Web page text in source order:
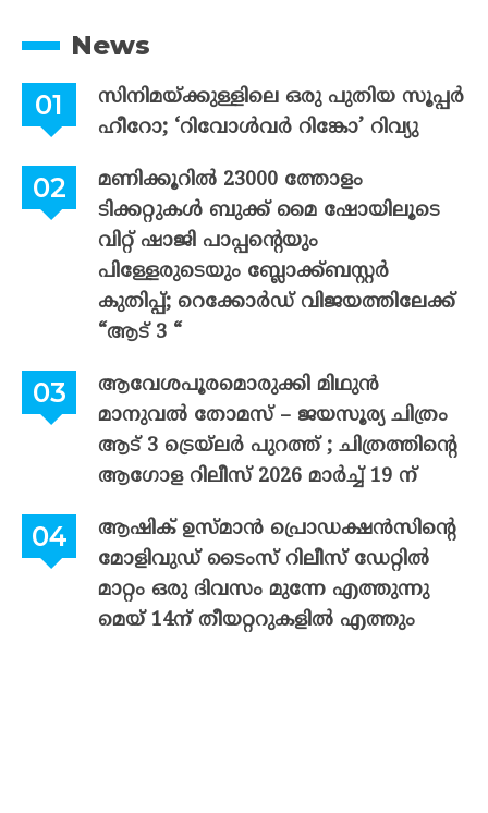
News
സിനിമയ്ക്കുള്ളിലെ ഒരു പുതിയ സൂപ്പർ
ഹീറോ; ‘റിവോൾവർ റിങ്കോ’ റിവ്യു
മണിക്കൂറിൽ 23000 ത്തോളം
ടിക്കറ്റുകൾ ബുക്ക് മൈ ഷോയിലൂടെ
വിറ്റ് ഷാജി പാപ്പന്റെയും
പിള്ളേരുടെയും ബ്ലോക്ക്ബസ്റ്റർ
കുതിപ്പ്; റെക്കോർഡ് വിജയത്തിലേക്ക്
“ആട് 3 “
ആവേശപൂരമൊരുക്കി മിഥുൻ
മാനുവൽ തോമസ് – ജയസൂര്യ ചിത്രം
ആട് 3 ട്രെയ്‌ലർ പുറത്ത് ; ചിത്രത്തിന്റെ
ആഗോള റിലീസ് 2026 മാർച്ച് 19 ന്
ആഷിക് ഉസ്മാൻ പ്രൊഡക്ഷൻസിന്റെ
മോളിവുഡ് ടൈംസ് റിലീസ് ഡേറ്റിൽ
മാറ്റം ഒരു ദിവസം മുന്നേ എത്തുന്നു
മെയ് 14ന് തീയറ്ററുകളിൽ എത്തും